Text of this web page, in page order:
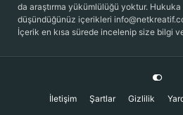
da araştırma yükümlülüğü yoktur. Hukuka
düşündüğünüz içerikleri
İçerik en kısa sürede incelenip size bilgi
İletişim Şartlar Gizlilik